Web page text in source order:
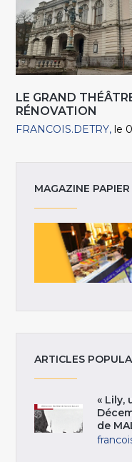
LE GRAND
RÉNOVATION
FRANCOIS.DETRY le
MAGAZINE PAPIER
ARTICLES
« Lily,
de